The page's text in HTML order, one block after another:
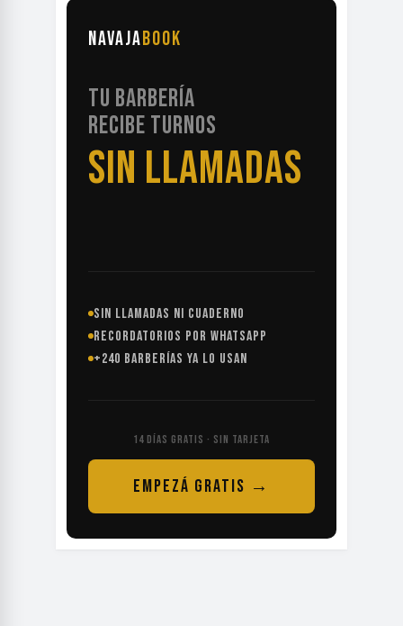
NAVAJABOOK
TU BARBERÍA
RECIBE TURNOS
SIN LLAMADAS
SIN LLAMADAS NI CUADERNO
RECORDATORIOS POR WHATSAPP
+240 BARBERÍAS YA LO USAN
14 DÍAS GRATIS · SIN TARJETA
EMPEZÁ GRATIS →